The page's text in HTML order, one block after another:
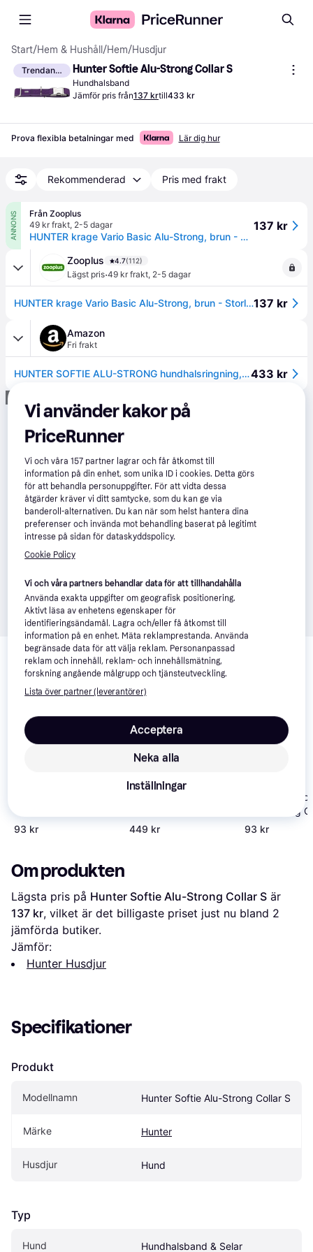
Start/Hem & Hushåll /Hem/Husdjur
Trendande Hunter Softie Alu-Strong Collar S
Hundhalsband
Jämför pris från137 krtill433 kr
Prova flexibla betalningar med Lär dig hur
Rekommenderad Pris med frakt
ANNONS
Från Zooplus
49 kr frakt, 2-5 dagar
HUNTER krage Vario Basic Alu-Strong, brun - Storlek M: 30 - 45 cm halsomkrets, 15 mm bred - Brun
137 kr
Zooplus 4.7(112)
Lägst pris·49 kr frakt, 2-5 dagar
HUNTER krage Vario Basic Alu-Strong, brun - Storlek M: 30 - 45 cm halsomkrets, 15 mm bred - Brun137 kr
Amazon
Fri frakt
HUNTER SOFTIE ALU-STRONG hundhalsringning, hundhalsband, konstläder, aluminium klickstängning, M, röd433 kr
Annons
Relaterade produkter
Vi har plockat fram ett urval av produkter som kanske skulle
Trendande
93 kr
Hunter Läderhalsband
Brown M-L 45-50cm
449 kr
Alac Half
Leather Dog
93 kr
Om produkten
Lägsta pris på Hunter Softie Alu-Strong Collar S
137 kr, vilket är det billigaste priset just nu bland 2
jämförda butiker.
Jämför:
Hunter Husdjur
Specifikationer
Produkt
Modellnamn Hunter Softie Alu-Strong Collar S
Märke Hunter
Husdjur Hund
Typ
Hund Hundhalsband & Selar
Vi använder kakor på
PriceRunner
Vi och våra157 partner lagrar och får åtkomst till
information på din enhet, som unika ID i cookies. Detta görs
för att behandla personuppgifter. För att vidta dessa
åtgärder kräver vi ditt samtycke, som du kan ge via
banderoll-alternativen. Du kan när som helst hantera dina
preferenser och invända mot behandling baserat på legitimt
intresse på sidan för dataskyddspolicy.
Cookie Policy
Vi och våra partners behandlar data för att tillhandahålla
Använda exakta uppgifter om geografisk positionering.
Aktivt läsa av enhetens egenskaper för
identifieringsändamål. Lagra och/eller få åtkomst till
information på en enhet. Mäta reklamprestanda. Använda
begränsade data för att välja reklam. Personanpassad
reklam och innehåll, reklam- och innehållsmätning,
forskning angående målgrupp och tjänsteutveckling.
Lista över partner (leverantörer)
Neka alla
Acceptera
Inställningar